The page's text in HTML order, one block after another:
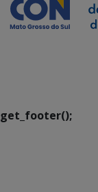
get_footer();